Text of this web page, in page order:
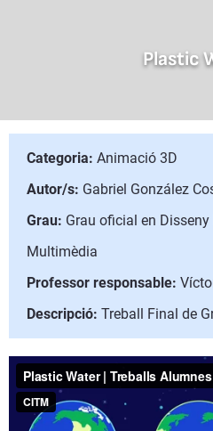
Plastic
Categoria: Animació 3D
Autor/s: Gabriel González
Grau: Grau oficial en
Multimèdia
Professor responsable:
Descripció: Treball Final de